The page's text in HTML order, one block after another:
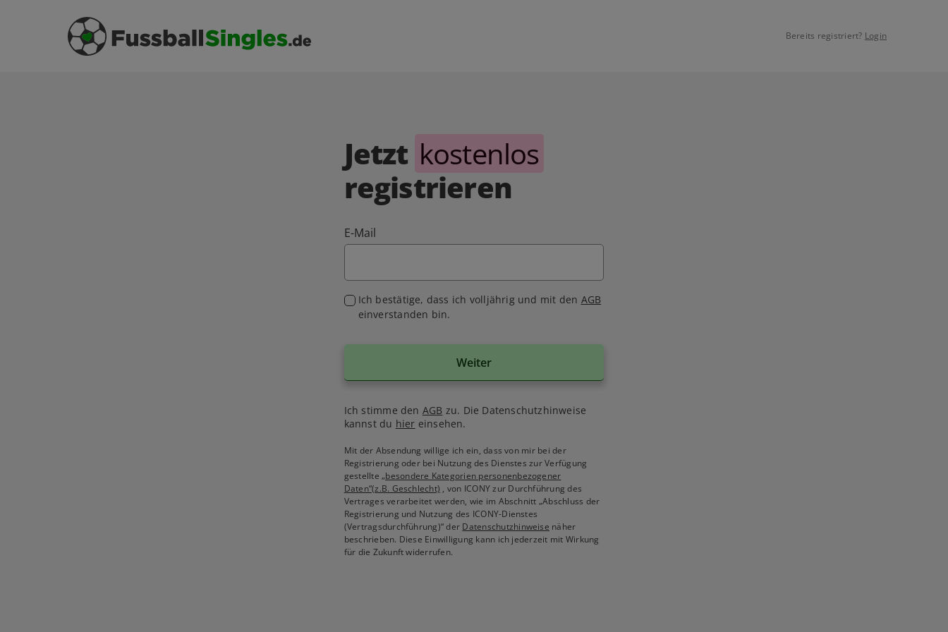
Bereits registriert? Login
Jetzt kostenlos
registrieren
E-Mail
Ich bestätige, dass ich volljährig und mit den AGB
einverstanden bin.
Weiter
Ich stimme den AGB zu. Die Datenschutzhinweise
kannst du hier einsehen.
Mit der Absendung willige ich ein, dass von mir bei der
Registrierung oder bei Nutzung des Dienstes zur Verfügung
gestellte„besondere Kategorien personenbezogener
Daten“(z.B. Geschlecht) , von ICONY zur Durchführung des
Vertrages verarbeitet werden, wie im Abschnitt „Abschluss der
Registrierung und Nutzung des ICONY-Dienstes
(Vertragsdurchführung)“ der Datenschutzhinweise näher
beschrieben. Diese Einwilligung kann ich jederzeit mit Wirkung
für die Zukunft widerrufen.